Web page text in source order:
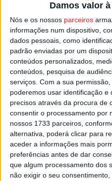
Damos valor
Nós e os nossos parceiros
informações num dispositivo,
dados pessoais, como
padrão enviadas por um
conteúdos personalizados,
conteúdos, pesquisa de
serviços. Com a sua
poderemos usar identificação e
precisos através da procura de
consentir o processamento por
nossos 1733 parceiros,
alternativa, poderá clicar para
aceder a informações mais
preferências antes de dar
que algum processamento dos
não exigir o seu
aos seus funcionários e
situação que leva a
não se coloquem resíduos
Pede ainda a que os
resíduos e os depositem
Acrescenta a Câmara de
reforçada no dia 02 de
Esta e outras notícias para
FM ou emwww.968.fm.